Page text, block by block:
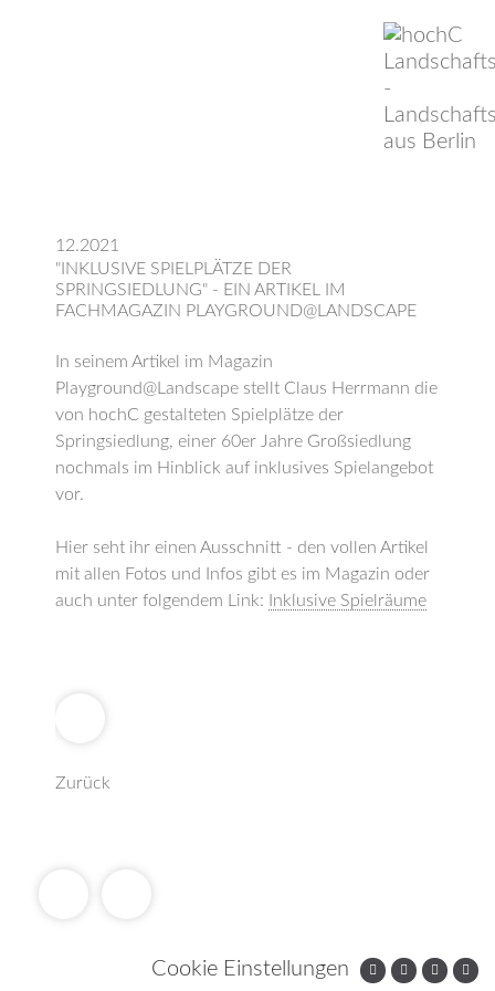
12.2021
"INKLUSIVE SPIELPLÄTZE DER
SPRINGSIEDLUNG" - EIN ARTIKEL IM
FACHMAGAZIN PLAYGROUND@LANDSCAPE
In seinem Artikel im Magazin
Playground@Landscape stellt Claus Herrmann die
von hochC gestalteten Spielplätze der
Springsiedlung, einer 60er Jahre Großsiedlung
nochmals im Hinblick auf inklusives Spielangebot
vor.
Hier seht ihr einen Ausschnitt - den vollen Artikel
mit allen Fotos und Infos gibt es im Magazin oder
auch unter folgendem Link:
Inklusive Spielräume
Zurück
Cookie Einstellungen